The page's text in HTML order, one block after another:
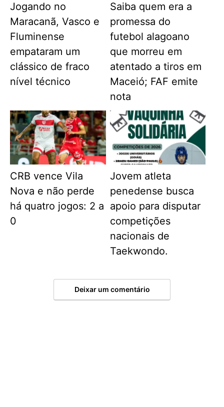
Jogando no
Maracanã, Vasco e
Fluminense
empataram um
clássico de fraco
nível técnico
Saiba quem era a
promessa do
futebol alagoano
que morreu em
atentado a tiros em
Maceió; FAF emite
nota
CRB vence Vila
Nova e não perde
há quatro jogos: 2 a
0
Jovem atleta
penedense busca
apoio para disputar
competições
nacionais de
Taekwondo.
Deixar um comentário